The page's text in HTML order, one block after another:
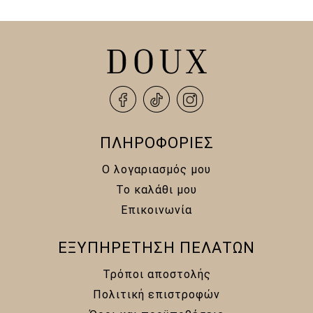
ΠΛΗΡΟΦΟΡΙΕΣ
Ο λογαριασμός μου
Το καλάθι μου
Επικοινωνία
ΕΞΥΠΗΡΕΤΗΣΗ ΠΕΛΑΤΩΝ
Τρόποι αποστολής
Πολιτική επιστροφών